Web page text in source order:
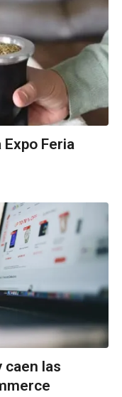
Feria
caen las